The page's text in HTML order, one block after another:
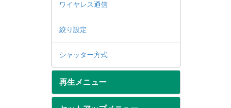
ワイヤレス通信
絞り設定
シャッター方式
再生メニュー